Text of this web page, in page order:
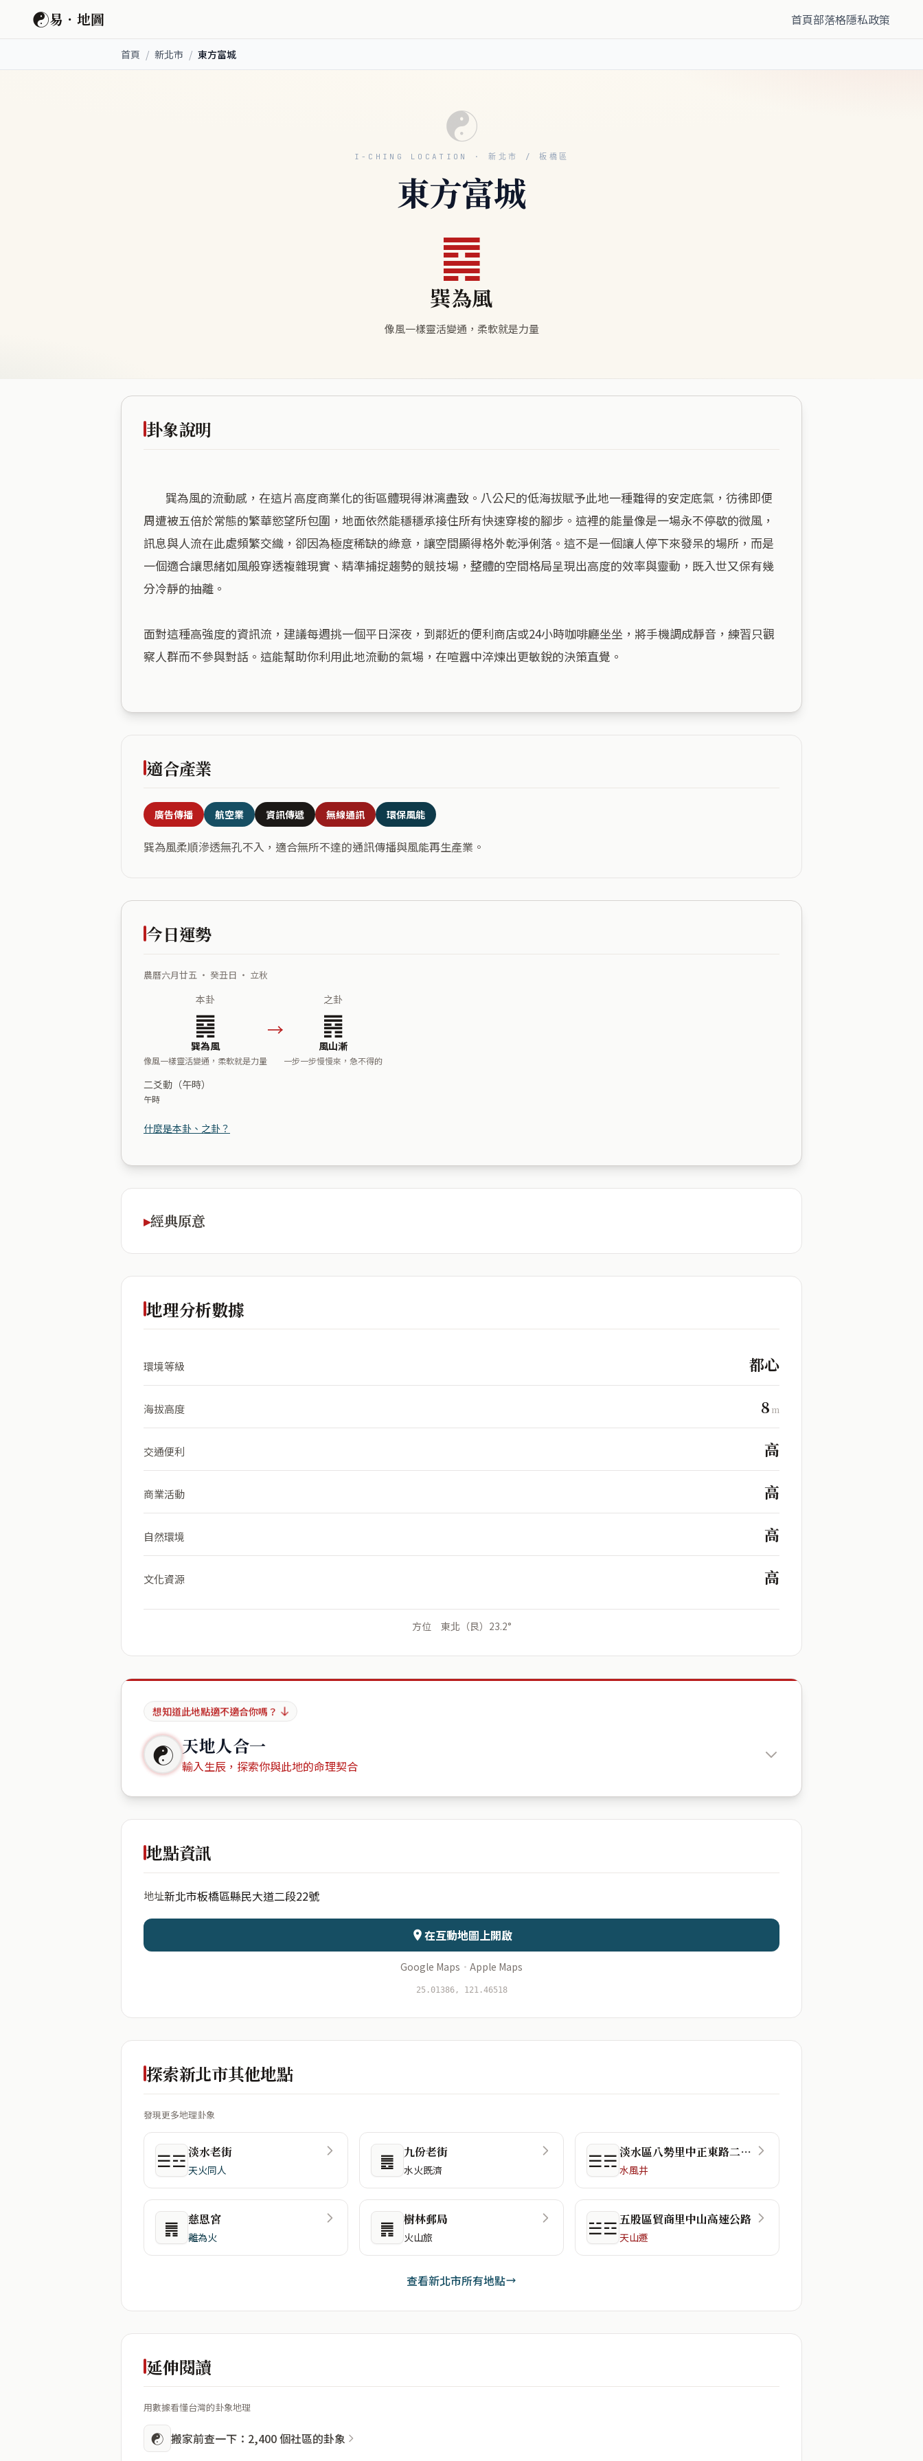
☯易．地圖 首頁部落格隱私政策
首頁 / 新北市 / 東方富城
☯
I-CHING LOCATION · 新北市 / 板橋區
東方富城
䷸
巽為風
像風一樣靈活變通，柔軟就是力量
卦象說明
周遭被五倍於常態的繁華慾望所包圍，地面依然能穩穩承接住所有快速穿梭的腳步。這裡的能量像是一場永不停歇的微風，
訊息與人流在此處頻繁交織，卻因為極度稀缺的綠意，讓空間顯得格外乾淨俐落。這不是一個讓人停下來發呆的場所，而是
一個適合讓思緒如風般穿透複雜現實、精準捕捉趨勢的競技場，整體的空間格局呈現出高度的效率與靈動，既入世又保有幾
分冷靜的抽離。
面對這種高強度的資訊流，建議每週挑一個平日深夜，到鄰近的便利商店或24小時咖啡廳坐坐，將手機調成靜音，練習只觀
察人群而不參與對話。這能幫助你利用此地流動的氣場，在喧囂中淬煉出更敏銳的決策直覺。
適合產業
廣告傳播 航空業 資訊傳遞 無線通訊 環保風能
巽為風柔順滲透無孔不入，適合無所不達的通訊傳播與風能再生產業。
今日運勢
農曆六月廿五 ・ 癸丑日 ・ 立秋
本卦
䷸
巽為風
像風一樣靈活變通，柔軟就是力量
→
之卦
䷴
風山漸
一步一步慢慢來，急不得的
二爻動（午時）
午時
什麼是本卦、之卦？
經典原意
地理分析數據
環境等級 都心
海拔高度 8 m
交通便利 高
商業活動 高
自然環境 高
文化資源 高
方位 東北（艮）23.2°
想知道此地點適不適合你嗎？
☯ 天地人合一
輸入生辰，探索你與此地的命理契合
地點資訊
地址新北市板橋區縣民大道二段22號
在互動地圖上開啟
Google Maps · Apple Maps
25.01386, 121.46518
探索新北市其他地點
發現更多地理卦象
☰☲淡水老街
天火同人 ䷌ 九份老街
水火既濟 ☰☴ 淡水區八勢里中正東路二段48巷
水風井
䷠ 慈恩宮
離為火 ䷠ 樹林郵局
火山旅 ☱☲ 五股區貿商里中山高速公路
天山遯
查看新北市所有地點
延伸閱讀
用數據看懂台灣的卦象地理
☯ 搬家前查一下：2,400 個社區的卦象